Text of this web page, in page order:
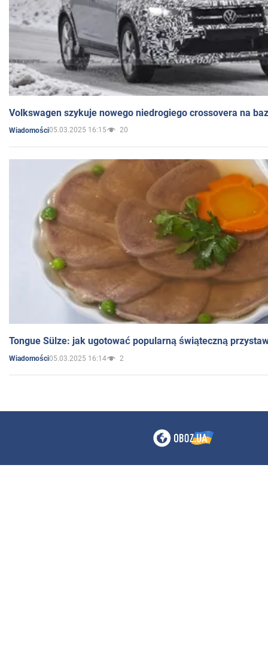
Volkswagen szykuje nowego niedrogiego crossovera na
Wiadomości05.03.2025 16:15 20
Tongue Sülze: jak ugotować popularną świąteczną
Wiadomości05.03.2025 16:14 2